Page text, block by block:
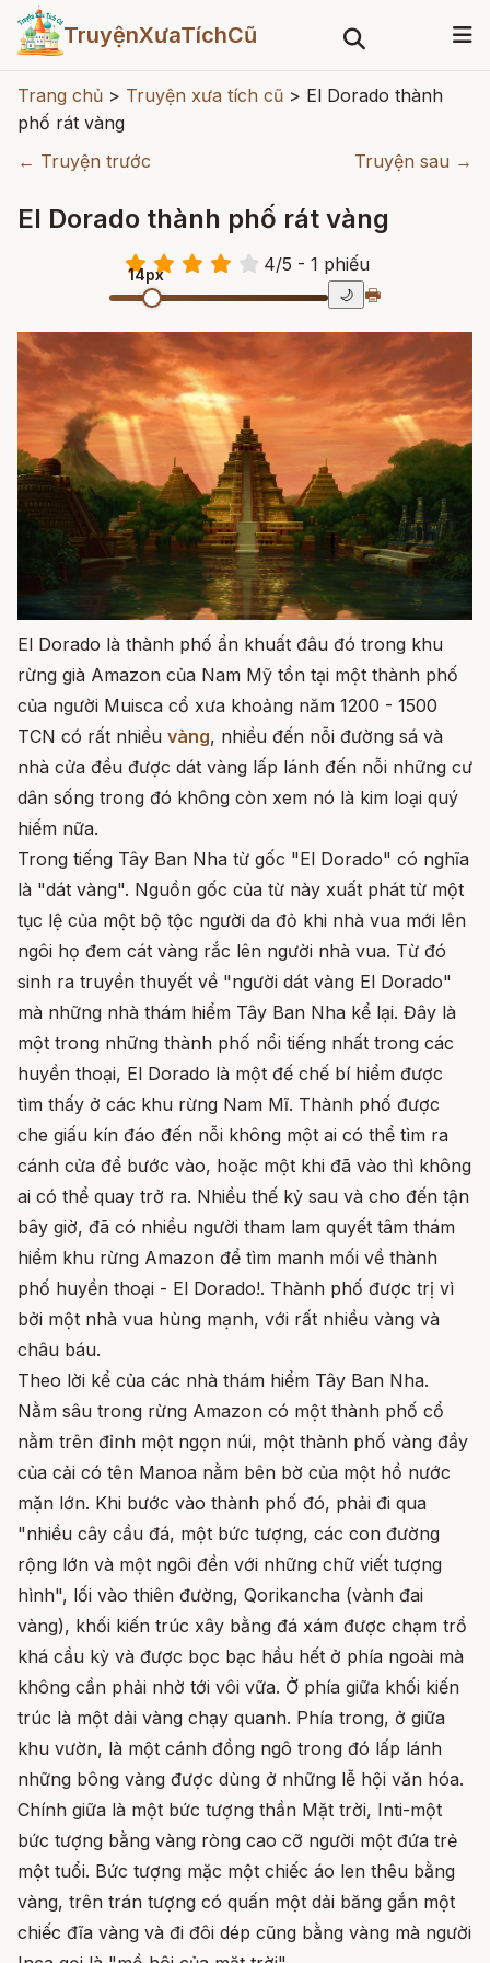
TruyệnXưaTíchCũ
Trang chủ > Truyện xưa tích cũ > El Dorado thành
phố rát vàng
← Truyện trước
Truyện sau →
El Dorado thành phố rát vàng
4/5 - 1 phiếu
14px
🌙 🖶
El Dorado là thành phố ẩn khuất đâu đó trong khu
rừng già Amazon của Nam Mỹ tồn tại một thành phố
của người Muisca cổ xưa khoảng năm 1200 - 1500
TCN có rất nhiều vàng, nhiều đến nỗi đường sá và
nhà cửa đều được dát vàng lấp lánh đến nỗi những cư
dân sống trong đó không còn xem nó là kim loại quý
hiếm nữa.
Trong tiếng Tây Ban Nha từ gốc "El Dorado" có nghĩa
là "dát vàng". Nguồn gốc của từ này xuất phát từ một
tục lệ của một bộ tộc người da đỏ khi nhà vua mới lên
ngôi họ đem cát vàng rắc lên người nhà vua. Từ đó
sinh ra truyền thuyết về "người dát vàng El Dorado"
mà những nhà thám hiểm Tây Ban Nha kể lại. Đây là
một trong những thành phố nổi tiếng nhất trong các
huyền thoại, El Dorado là một đế chế bí hiểm được
tìm thấy ở các khu rừng Nam Mĩ. Thành phố được
che giấu kín đáo đến nỗi không một ai có thể tìm ra
cánh cửa để bước vào, hoặc một khi đã vào thì không
ai có thể quay trở ra. Nhiều thế kỷ sau và cho đến tận
bây giờ, đã có nhiều người tham lam quyết tâm thám
hiểm khu rừng Amazon để tìm manh mối về thành
phố huyền thoại - El Dorado!. Thành phố được trị vì
bởi một nhà vua hùng mạnh, với rất nhiều vàng và
châu báu.
Theo lời kể của các nhà thám hiểm Tây Ban Nha.
Nằm sâu trong rừng Amazon có một thành phố cổ
nằm trên đỉnh một ngọn núi, một thành phố vàng đầy
của cải có tên Manoa nằm bên bờ của một hồ nước
mặn lớn. Khi bước vào thành phố đó, phải đi qua
"nhiều cây cầu đá, một bức tượng, các con đường
rộng lớn và một ngôi đền với những chữ viết tượng
hình", lối vào thiên đường, Qorikancha (vành đai
vàng), khối kiến trúc xây bằng đá xám được chạm trổ
khá cầu kỳ và được bọc bạc hầu hết ở phía ngoài mà
không cần phải nhờ tới vôi vữa. Ở phía giữa khối kiến
trúc là một dải vàng chạy quanh. Phía trong, ở giữa
khu vườn, là một cánh đồng ngô trong đó lấp lánh
những bông vàng được dùng ở những lễ hội văn hóa.
Chính giữa là một bức tượng thần Mặt trời, Inti-một
bức tượng bằng vàng ròng cao cỡ người một đứa trẻ
một tuổi. Bức tượng mặc một chiếc áo len thêu bằng
vàng, trên trán tượng có quấn một dải băng gắn một
chiếc đĩa vàng và đi đôi dép cũng bằng vàng mà người